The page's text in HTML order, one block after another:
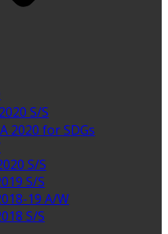
S/S
2020 for SDGs
S/S
S/S
19 A/W
S/S